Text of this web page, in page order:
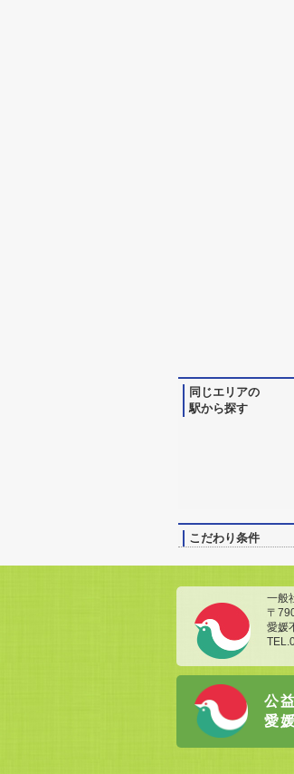
同じエリアの
駅から探す
こだわり条件
一般
〒
愛媛
公
愛